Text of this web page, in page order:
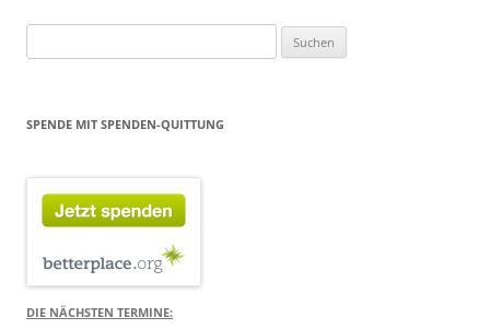
nach:
SPENDE MIT SPENDEN-QUITTUNG
DIE NÄCHSTEN TERMINE: